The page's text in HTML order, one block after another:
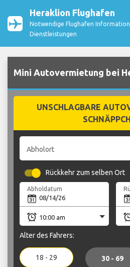
Heraklion Flughafen
Notwendige Flughafen
Dienstleistungen
Mini Autovermietung bei
UNSCHLAGBARE
Abholort
Rückkehr zum selben Ort
Abholdatum
Alter des Fahrers:
18 - 29 30 - 69